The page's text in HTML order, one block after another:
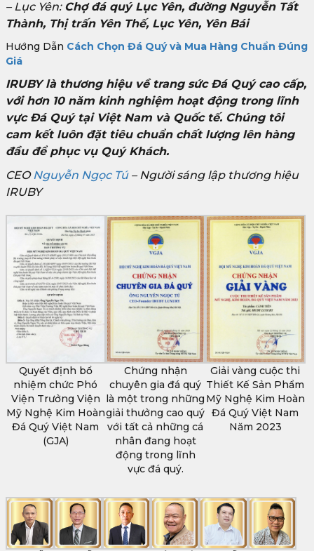
– Lục Yên: Chợ đá quý Lục Yên, đường Nguyễn Tất
Thành, Thị trấn Yên Thế, Lục Yên, Yên Bái
Hướng Dẫn Cách Chọn Đá Quý và Mua Hàng Chuẩn Đúng
Giá
IRUBY là thương hiệu về trang sức Đá Quý cao cấp,
với hơn 10 năm kinh nghiệm hoạt động trong lĩnh
vực Đá Quý tại Việt Nam và Quốc tế. Chúng tôi
cam kết luôn đặt tiêu chuẩn chất lượng lên hàng
đầu để phục vụ Quý Khách.
CEONguyễn Ngọc Tú– Người sáng lập thương hiệu
IRUBY
Quyết định bổ
nhiệm chức Phó
Viện Trưởng Viện
Mỹ Nghệ Kim Hoàn
Đá Quý Việt Nam
(GJA)
Chứng nhận
chuyên gia đá quý
là một trong những
giải thưởng cao quý
với tất cả những cá
nhân đang hoạt
động trong lĩnh
vực đá quý.
Giải vàng cuộc thi
Thiết Kế Sản Phẩm
Mỹ Nghệ Kim Hoàn
Đá Quý Việt Nam
Năm 2023